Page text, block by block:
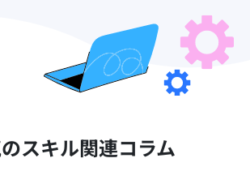
スキル関連コラム